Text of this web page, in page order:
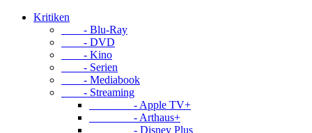
Kritiken
- Blu-Ray
- DVD
- Kino
- Serien
- Mediabook
- Streaming
- Apple TV+
- Arthaus+
- Disney Plus